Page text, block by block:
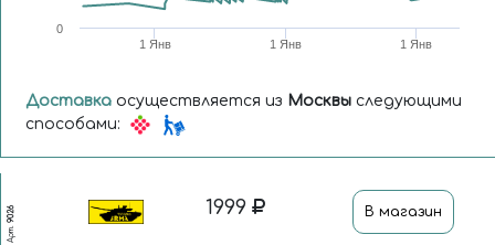
1 Янв 1 Янв 1 Янв
0
Доставка осуществляется из Москвы следующими
способами:
Арт.
9026 1999 В магазин